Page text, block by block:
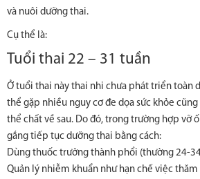
và nuôi dưỡng thai.
Cụ thể là:
Tuổi thai 22 – 31 tuần
Ở tuổi thai này thai nhi chưa phát triển toàn
thể gặp nhiều nguy cơ đe dọa sức khỏe
thể chất về sau. Do đó, trong trường hợp vỡ
gắng tiếp tục dưỡng thai bằng cách:
Dùng thuốc trưởng thành phổi (thường 24-
Quản lý nhiễm khuẩn như hạn chế việc